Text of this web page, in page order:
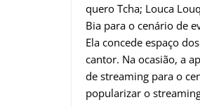
quero Tcha; Louca
Bia para o cenário de
Ela concede espaço
cantor. Na ocasião, a
de streaming para o
popularizar o